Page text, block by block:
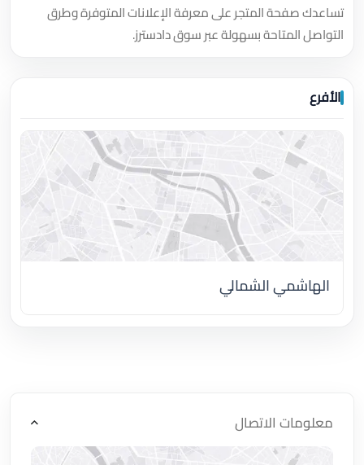
تساعدك صفحة المتجر على معرفة الإعلانات المتوفرة وطرق
التواصل المتاحة بسهولة عبر سوق دادسترز.
الأفرع
الهاشمي الشمالي
معلومات الاتصال